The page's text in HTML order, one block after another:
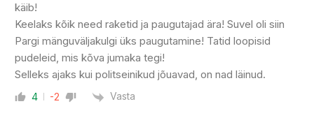
käib!
Keelaks kõik need raketid ja paugutajad ära! Suvel oli siin
Pargi mänguväljakulgi üks paugutamine! Tatid loopisid
pudeleid, mis kõva jumaka tegi!
Selleks ajaks kui politseinikud jõuavad, on nad läinud.
4 -2 Vasta